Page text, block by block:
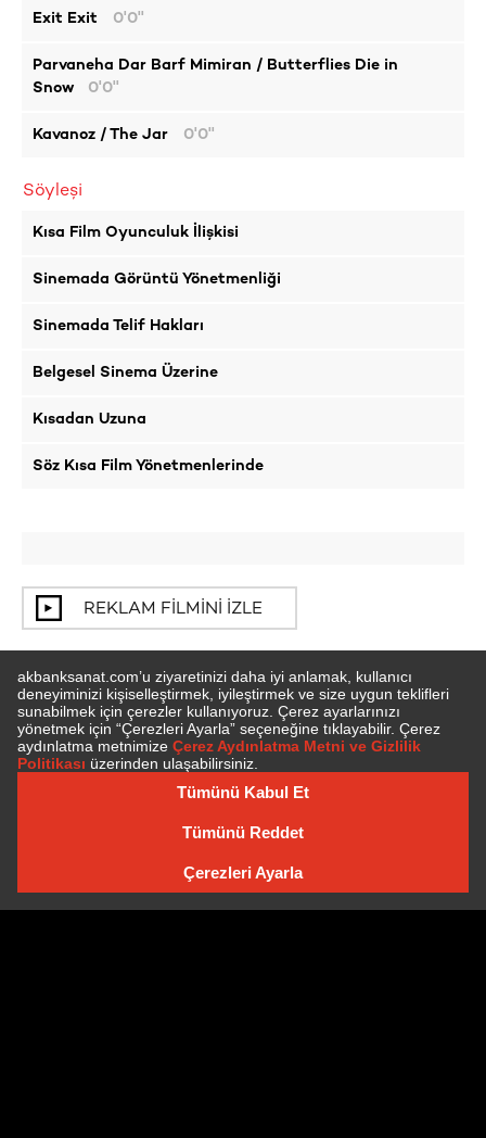
Exit Exit 0'0''
Parvaneha Dar Barf Mimiran / Butterflies Die in
Snow
0'0''
Kavanoz / The Jar 0'0''
Söyleşi
Kısa Film Oyunculuk İlişkisi
Sinemada Görüntü Yönetmenliği
Sinemada Telif Hakları
Belgesel Sinema Üzerine
Kısadan Uzuna
Söz Kısa Film Yönetmenlerinde
REKLAM FILMINI İZLE